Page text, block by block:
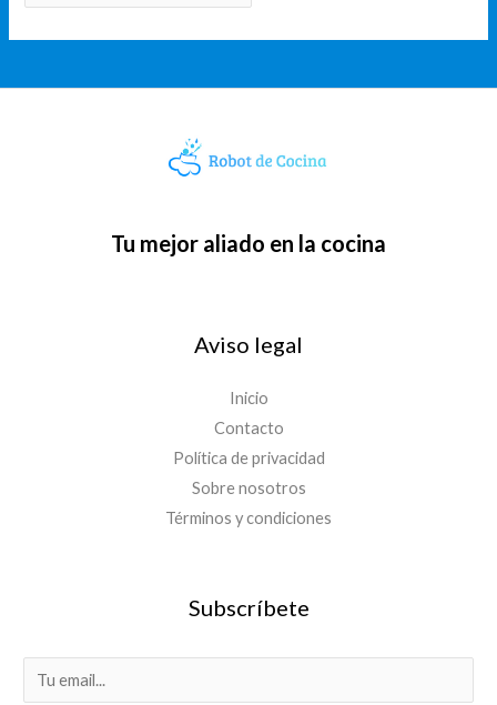
Tu mejor aliado en la cocina
Aviso legal
Inicio
Contacto
Política de privacidad
Sobre nosotros
Términos y condiciones
Subscríbete
m